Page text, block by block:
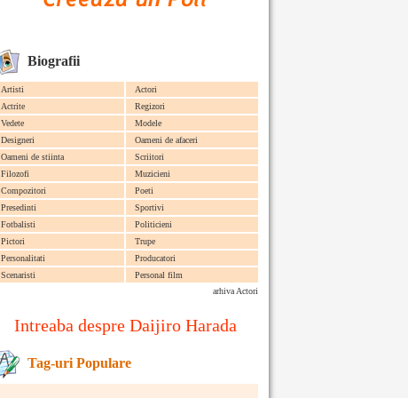
Biografii
Artisti
Actori
Actrite
Regizori
Vedete
Modele
Designeri
Oameni de afaceri
Oameni de stiinta
Scriitori
Filozofi
Muzicieni
Compozitori
Poeti
Presedinti
Sportivi
Fotbalisti
Politicieni
Pictori
Trupe
Personalitati
Producatori
Scenaristi
Personal film
arhiva Actori
Intreaba despre Daijiro Harada
Tag-uri Populare